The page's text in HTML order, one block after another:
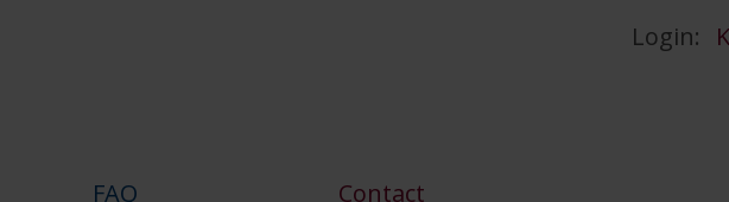
Login:
FAQ Contact